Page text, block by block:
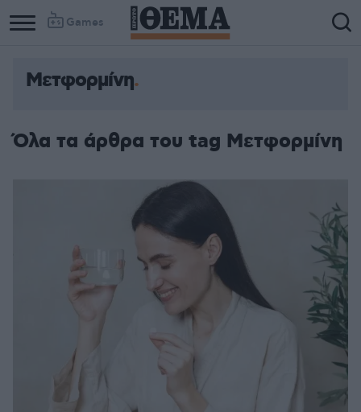
Games
Μετφορμίνη
Όλα τα άρθρα του tag Μετφορμίνη